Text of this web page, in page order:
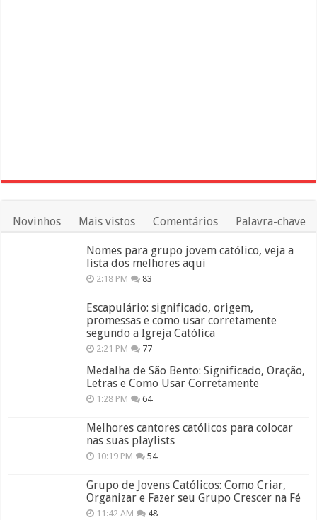
Novinhos Mais vistos Comentários Palavra-chave
Nomes para grupo jovem católico, veja a
lista dos melhores aqui
2:18 PM 83
Escapulário: significado, origem,
promessas e como usar corretamente
segundo a Igreja Católica
2:21 PM 77
Medalha de São Bento: Significado, Oração,
Letras e Como Usar Corretamente
1:28 PM 64
Melhores cantores católicos para colocar
nas suas playlists
10:19 PM 54
Grupo de Jovens Católicos: Como Criar,
Organizar e Fazer seu Grupo Crescer na Fé
11:42 AM 48